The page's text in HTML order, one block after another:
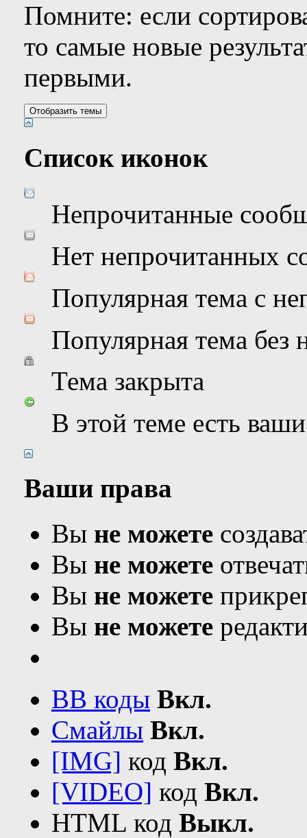
Помните: если
то самые новые
первыми.
Список иконок
Непрочитанные
Нет непрочитанных
Популярная тема с
Популярная тема
Тема закрыта
В этой теме есть
Ваши права
Вы не можете
Вы не можете
Вы не можете
Вы не можете
BB коды Вкл.
Смайлы Вкл.
[IMG] код Вкл.
[VIDEO] код Вкл.
HTML код Выкл.